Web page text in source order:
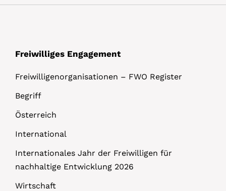
Freiwilliges Engagement
Freiwilligenorganisationen – FWO Register
Begriff
Österreich
International
Internationales Jahr der Freiwilligen für
nachhaltige Entwicklung 2026
Wirtschaft